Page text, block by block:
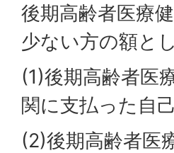
後期高齢者医療
少ない方の額と
(1)後期高齢者医
関に支払った自
(2)後期高齢者医